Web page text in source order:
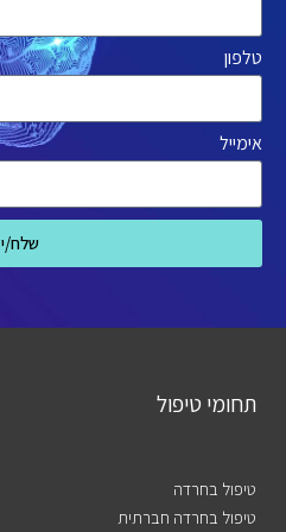
טלפון
אימייל
שלח/י
תחומי טיפול
טיפול בחרדה
טיפול בחרדה חברתית